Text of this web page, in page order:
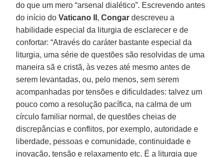
do que um mero “arsenal dialético”. Escrevendo antes
do início doVaticano II ,Congar descreveu a
habilidade especial da liturgia de esclarecer e de
confortar: “Através do caráter bastante especial da
liturgia, uma série de questões são resolvidas de uma
maneira sã e cristã, às vezes até mesmo antes de
serem levantadas, ou, pelo menos, sem serem
acompanhadas por tensões e dificuldades: talvez um
pouco como a resolução pacífica, na calma de um
círculo familiar normal, de questões cheias de
discrepâncias e conflitos, por exemplo, autoridade e
liberdade, pessoas e comunidade, continuidade e
inovação, tensão e relaxamento etc. É a liturgia que